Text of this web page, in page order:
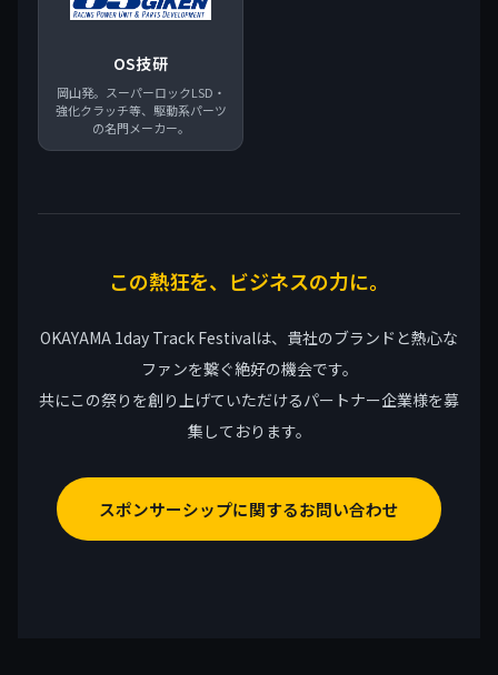
OS技研
岡山発。スーパーロックLSD・
強化クラッチ等、駆動系パーツ
の名門メーカー。
この熱狂を、ビジネスの力に。
OKAYAMA 1day Track Festivalは、貴社のブランドと熱心な
ファンを繋ぐ絶好の機会です。
共にこの祭りを創り上げていただけるパートナー企業様を募
集しております。
スポンサーシップに関するお問い合わせ